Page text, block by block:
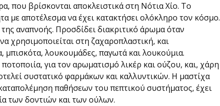
που βρίσκονται αποκλειστικά στη Νότια Χίο. Το
με αποτέλεσμα να έχει κατακτήσει ολόκληρο τον κόσμο.
αναπνοής. Προσδίδει διακριτικό άρωμα όταν
χρησιμοποιείται στη ζαχαροπλαστική, και
λουκουμάδες, παγωτά και λουκούμια.
για τον αρωματισμό λικέρ και ούζου, και, χάρη
συστατικό φαρμάκων και καλλυντικών. Η μαστίχα
παθήσεων του πεπτικού συστήματος, έχει
των δοντιών και των ούλων.